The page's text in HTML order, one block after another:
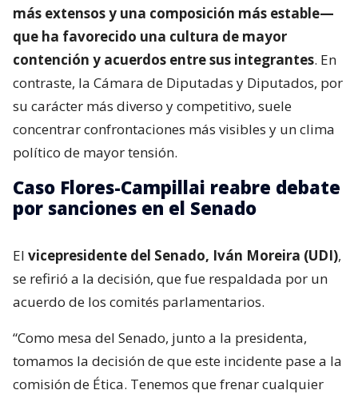
más extensos y una composición más estable—
que ha favorecido una cultura de mayor
contención y acuerdos entre sus integrantes. En
contraste, la Cámara de Diputadas y Diputados, por
su carácter más diverso y competitivo, suele
concentrar confrontaciones más visibles y un clima
político de mayor tensión.
Caso Flores-Campillai reabre debate
por sanciones en el Senado
El vicepresidente del Senado, Iván Moreira (UDI),
se refirió a la decisión, que fue respaldada por un
acuerdo de los comités parlamentarios.
“Como mesa del Senado, junto a la presidenta,
tomamos la decisión de que este incidente pase a la
comisión de Ética. Tenemos que frenar cualquier